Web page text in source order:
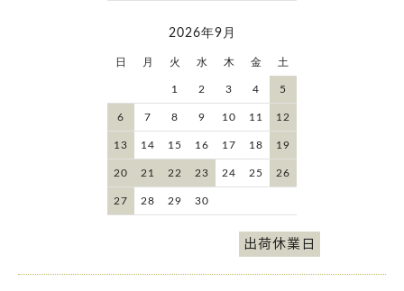
2026年9月
日 月 火 水 木 金 土
1 2 3 4 5
6 7 8 9 10 11 12
13 14 15 16 17 18 19
20 21 22 23 24 25 26
27 28 29 30
出荷休業日